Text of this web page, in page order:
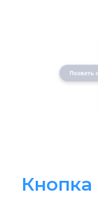
Кнопка